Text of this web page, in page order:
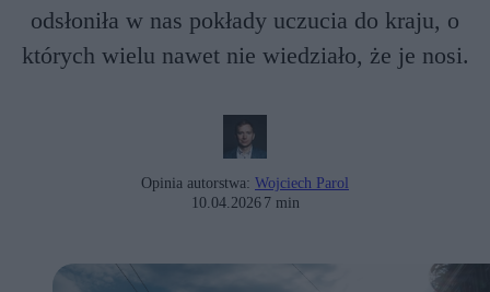
odsłoniła w nas pokłady uczucia do kraju, o
których wielu nawet nie wiedziało, że je nosi.
Opinia autorstwa: Wojciech Parol
10.04.2026 7 min